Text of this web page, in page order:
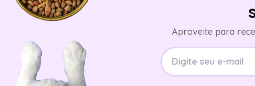
Aproveite para